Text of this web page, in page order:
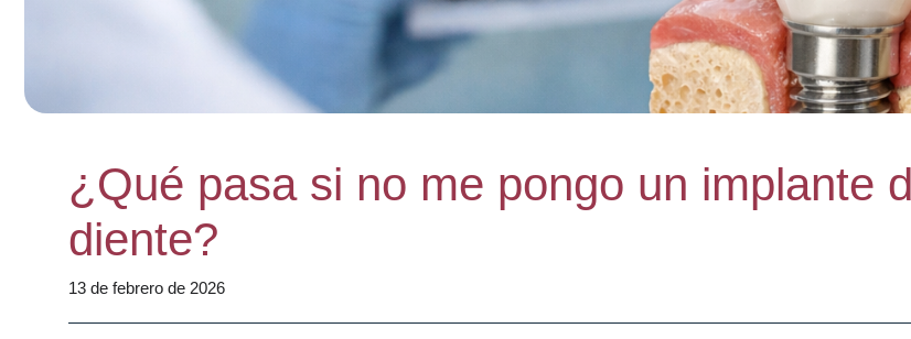
¿Qué pasa si no me pongo un implante
diente?
13 de febrero de 2026